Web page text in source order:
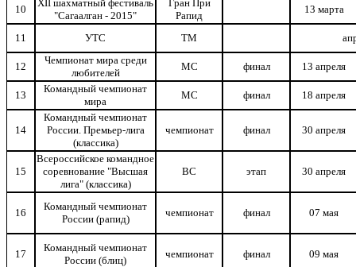
10
XII шахматный фестиваль
"Сагаалган - 2015"
Гран При
Рапид
13 марта
11 УТС ТМ
12
Чемпионат мира среди
любителей
МС финал 13 апреля
13
Командный чемпионат
мира
МС финал 18 апреля
14
Командный чемпионат
России. Премьер-лига
(классика)
чемпионат финал 30 апреля
15
Всероссийское командное
соревнование "Высшая
лига" (классика)
ВС этап 30 апреля
16
Командный чемпионат
России (рапид)
чемпионат финал 07 мая
17
Командный чемпионат
России (блиц)
чемпионат финал 09 мая